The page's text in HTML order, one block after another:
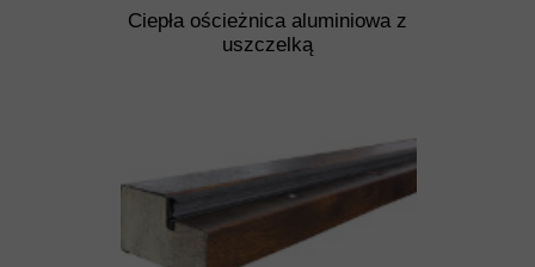
Ciepła ościeżnica aluminiowa z
uszczelką